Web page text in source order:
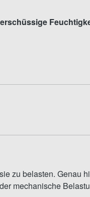
zu belasten. Genau
mechanische